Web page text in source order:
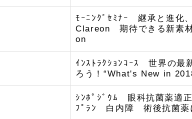
ﾓｰﾆﾝｸﾞｾﾐﾅｰ 継承と進化
Clareon 期待できる新素
on
ｲﾝｽﾄﾗｸｼｮﾝｺｰｽ 世界の最
ろう！“What's New in
ｼﾝﾎﾟｼﾞｳﾑ 眼科抗菌薬適
ﾌﾟﾗﾝ 白内障 術後抗菌薬